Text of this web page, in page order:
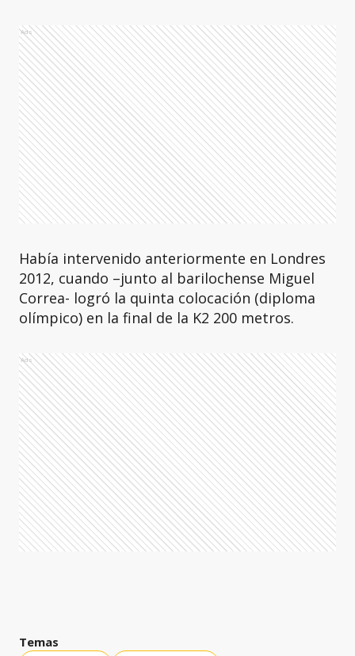
Ads
Había intervenido anteriormente en Londres
2012, cuando –junto al barilochense Miguel
Correa- logró la quinta colocación (diploma
olímpico) en la final de la K2 200 metros.
Ads
Temas